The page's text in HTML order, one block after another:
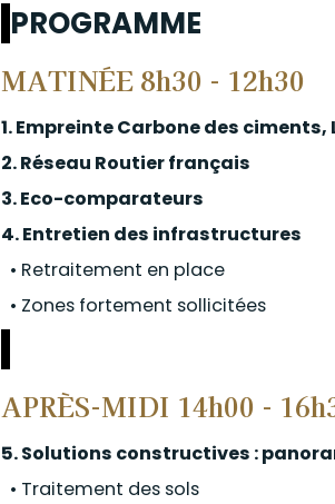
PROGRAMME
MATINÉE 8h30 - 12h30
1. Empreinte Carbone des ciments,
2. Réseau Routier français
3. Eco-comparateurs
4. Entretien des infrastructures
• Retraitement en place
• Zones fortement sollicitées
APRÈS-MIDI 14h00 -
5. Solutions constructives :
• Traitement des sols